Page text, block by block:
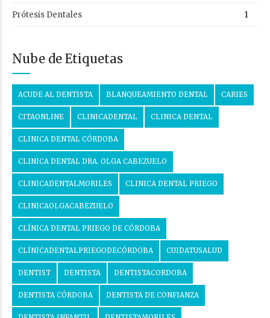
Prótesis Dentales 1
Nube de Etiquetas
ACUDE AL DENTISTA BLANQUEAMIENTO DENTAL CARIES
CITAONLINE CLINICADENTAL CLINICA DENTAL
CLINICA DENTAL CÓRDOBA
CLINICA DENTAL DRA. OLGA CABEZUELO
CLINICADENTALMORILES CLINICA DENTAL PRIEGO
CLINICAOLGACABEZUELO
CLÍNICA DENTAL PRIEGO DE CÓRDOBA
CLÍNICADENTALPRIEGODECÓRDOBA CUIDATUSALUD
DENTIST DENTISTA DENTISTACORDOBA
DENTISTA CÓRDOBA DENTISTA DE CONFIANZA